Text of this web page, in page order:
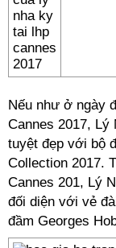
Nếu như ở ngày
Cannes 2017, Lý
tuyệt đẹp với bộ
Collection 2017.
Cannes 201, Lý
đối diện với vẻ
đầm Georges